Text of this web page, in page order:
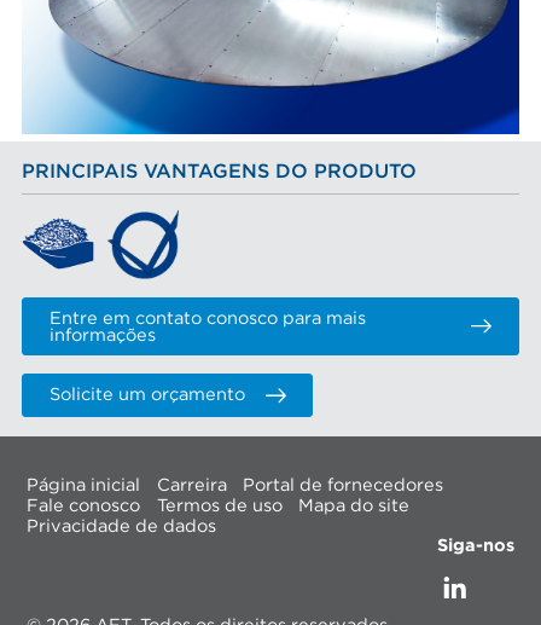
PRINCIPAIS VANTAGENS DO PRODUTO
Entre em contato conosco para mais
informações
Solicite um orçamento
Página inicial Carreira
Portal de fornecedores
Fale conosco
Termos de uso
Mapa do site
Privacidade de dados
Siga-nos